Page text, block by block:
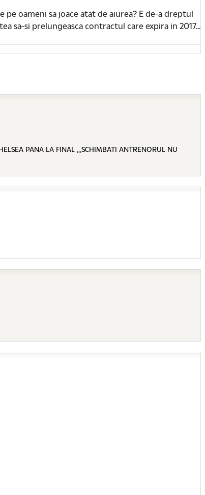
oameni sa joace atat de aiurea? E de-a dreptul
sa-si prelungeasca contractul care expira in 2017...
PANA LA FINAL ,,,SCHIMBATI ANTRENORUL NU